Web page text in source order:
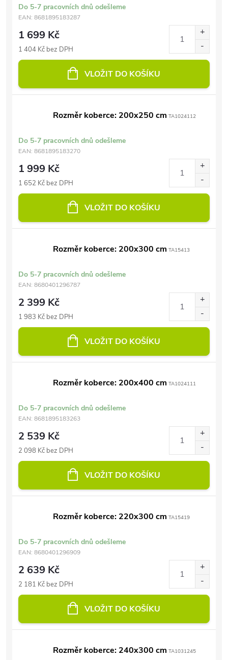
Do 5-7 pracovních dnů odešleme
EAN: 8681895183287
1 699 Kč
1 404 Kč bez DPH
VLOŽIT DO KOŠÍKU
Rozměr koberce: 200x250 cm TA1024112
Do 5-7 pracovních dnů odešleme
EAN: 8681895183270
1 999 Kč
1 652 Kč bez DPH
VLOŽIT DO KOŠÍKU
Rozměr koberce: 200x300 cm TA15413
Do 5-7 pracovních dnů odešleme
EAN: 8680401296787
2 399 Kč
1 983 Kč bez DPH
VLOŽIT DO KOŠÍKU
Rozměr koberce: 200x400 cm TA1024111
Do 5-7 pracovních dnů odešleme
EAN: 8681895183263
2 539 Kč
2 098 Kč bez DPH
VLOŽIT DO KOŠÍKU
Rozměr koberce: 220x300 cm TA15419
Do 5-7 pracovních dnů odešleme
EAN: 8680401296909
2 639 Kč
2 181 Kč bez DPH
VLOŽIT DO KOŠÍKU
Rozměr koberce: 240x300 cm TA1031245